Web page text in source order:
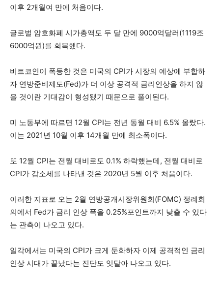
이후 2개월여 만에 처음이다.
글로벌 암호화폐 시가총액도 두 달 만에 9000억달러(1119조
6000억원)를 회복했다.
비트코인이 폭등한 것은 미국의 CPI가 시장의 예상에 부합하
자 연방준비제도(Fed)가 더 이상 공격적 금리인상을 하지 않
을 것이란 기대감이 형성됐기 때문으로 풀이된다.
미 노동부에 따르면 12월 CPI는 전년 동월 대비 6.5% 올랐다.
이는 2021년 10월 이후 14개월 만에 최소폭이다.
또 12월 CPI는 전월 대비로도 0.1% 하락했는데, 전월 대비로
CPI가 감소세를 나타낸 것은 2020년 5월 이후 처음이다.
이러한 지표로 오는 2월 연방공개시장위원회(FOMC) 정례회
의에서 Fed가 금리 인상 폭을 0.25%포인트까지 낮출 수 있다
는 관측이 나오고 있다.
일각에서는 미국의 CPI가 크게 둔화하자 이제 공격적인 금리
인상 시대가 끝났다는 진단도 잇달아 나오고 있다.